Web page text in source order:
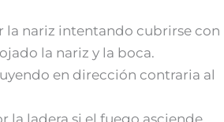
la nariz intentando cubrirse con
la nariz y la boca.
en dirección contraria al